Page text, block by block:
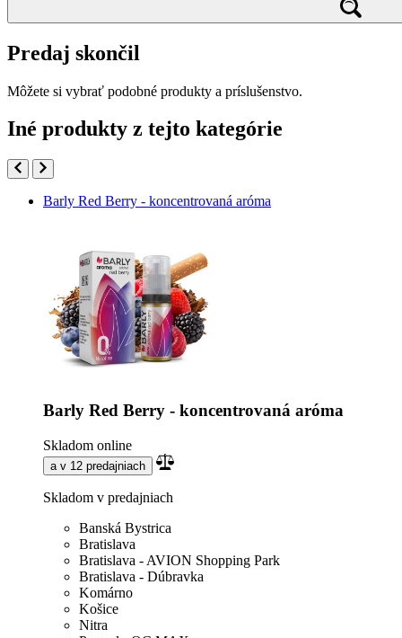
Predaj skončil
Môžete si vybrať podobné produkty a príslušenstvo.
Iné produkty z tejto kategórie
Barly Red Berry - koncentrovaná aróma
Barly Red Berry - koncentrovaná aróma
Skladom online
a v 12 predajniach
Skladom v predajniach
Banská Bystrica
Bratislava
Bratislava - AVION Shopping Park
Bratislava - Dúbravka
Komárno
Košice
Nitra